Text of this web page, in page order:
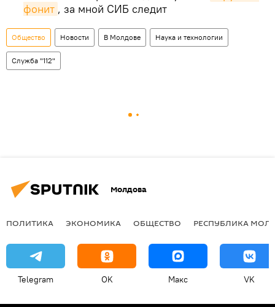
фонит , за мной СИБ следит
Общество Новости В Молдове Наука и технологии
Служба "112"
Молдова
ПОЛИТИКА ЭКОНОМИКА ОБЩЕСТВО РЕСПУБЛИКА
Telegram OK Макс VK